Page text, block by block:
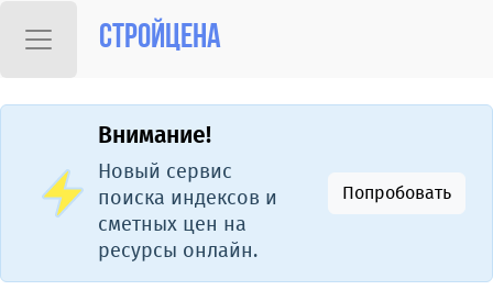
Стройцена
Внимание!
Новый сервис
поиска индексов и
сметных цен на
ресурсы онлайн.
Попробовать